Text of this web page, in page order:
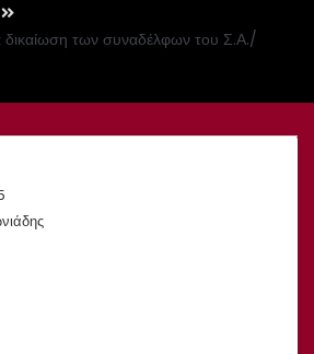
δικαίωση των συναδέλφων του Σ.Α./